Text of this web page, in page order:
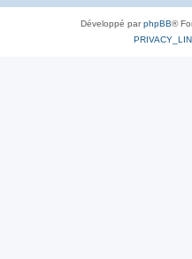
Développé parphpBB®